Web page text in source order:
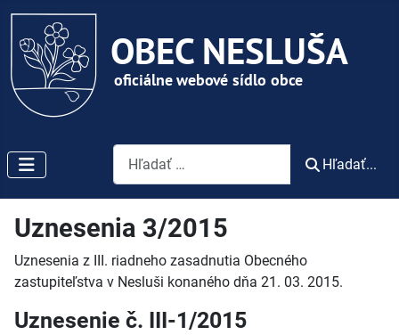
Vyhľadávanie
Hľadať...
Uznesenia 3/2015
Uznesenia z III. riadneho zasadnutia Obecného
zastupiteľstva v Nesluši konaného dňa 21. 03. 2015.
Uznesenie č. III-1/2015